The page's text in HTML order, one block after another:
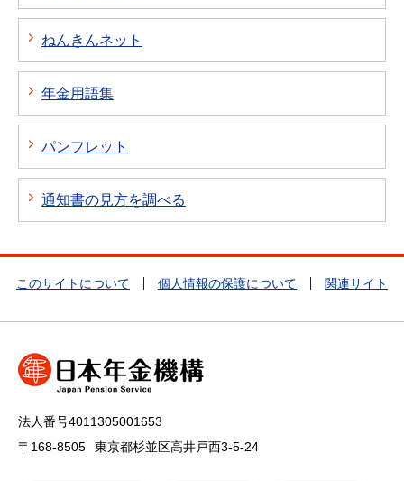
ねんきんネット
年金用語集
パンフレット
通知書の見方を調べる
このサイトについて 個人情報の保護について 関連サイト
法人番号4011305001653
〒168-8505
東京都杉並区高井戸西3-5-24